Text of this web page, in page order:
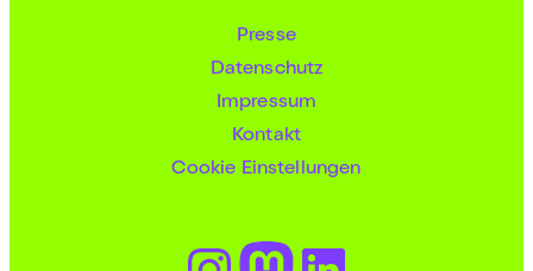
Presse
Datenschutz
Impressum
Kontakt
Cookie Einstellungen